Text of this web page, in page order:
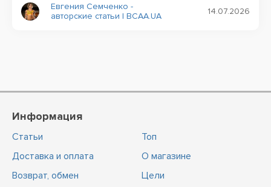
Евгения Семченко -
авторские статьи | BCAA.UA
14.07.2026
Информация
Статьи
Доставка и оплата
Возврат, обмен
Топ
О магазине
Цели